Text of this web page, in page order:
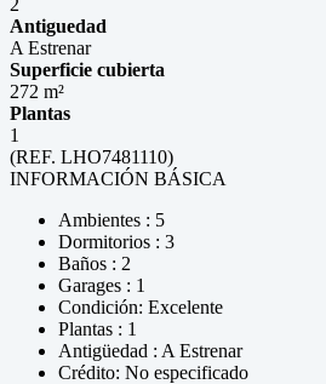
2
Antiguedad
A Estrenar
Superficie cubierta
272 m²
Plantas
1
(REF. LHO7481110)
INFORMACIÓN BÁSICA
Ambientes : 5
Dormitorios : 3
Baños : 2
Garages : 1
Condición: Excelente
Plantas : 1
Antigüedad : A Estrenar
Crédito: No especificado